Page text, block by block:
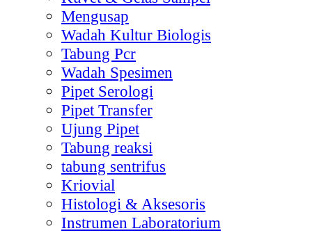
Mengusap
Wadah Kultur Biologis
Tabung Pcr
Wadah Spesimen
Pipet Serologi
Pipet Transfer
Ujung Pipet
Tabung reaksi
tabung sentrifus
Kriovial
Histologi & Aksesoris
Instrumen Laboratorium